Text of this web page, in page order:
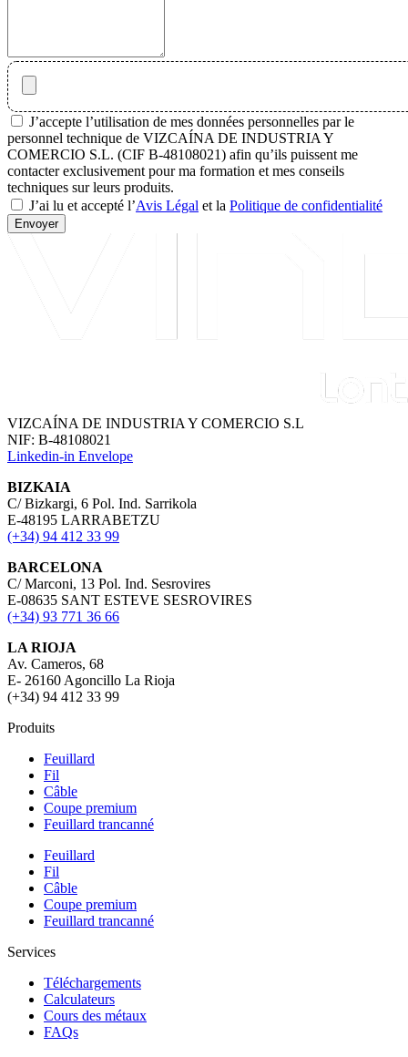
J’accepte l’utilisation de mes données personnelles par le
personnel technique de VIZCAÍNA DE INDUSTRIA Y
COMERCIO S.L. (CIF B-48108021) afin qu’ils puissent me
contacter exclusivement pour ma formation et mes conseils
techniques sur leurs produits.
J’ai lu et accepté l’Avis Légal et la Politique de confidentialité
Envoyer
VIZCAÍNA DE INDUSTRIA Y COMERCIO S.L
NIF: B-48108021
Linkedin-in Envelope
BIZKAIA
C/ Bizkargi, 6 Pol. Ind. Sarrikola
E-48195 LARRABETZU
(+34) 94 412 33 99
BARCELONA
C/ Marconi, 13 Pol. Ind. Sesrovires
E-08635 SANT ESTEVE SESROVIRES
(+34) 93 771 36 66
LA RIOJA
Av. Cameros, 68
E- 26160 Agoncillo La Rioja
(+34) 94 412 33 99
Produits
Feuillard
Fil
Câble
Coupe premium
Feuillard trancanné
Feuillard
Fil
Câble
Coupe premium
Feuillard trancanné
Services
Téléchargements
Calculateurs
Cours des métaux
FAQs